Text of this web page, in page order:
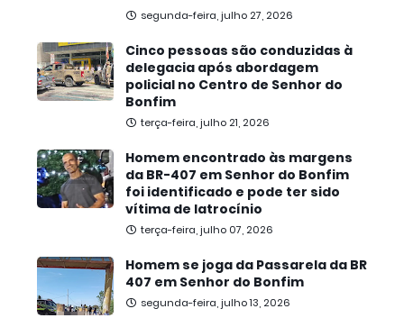
segunda-feira, julho 27, 2026
Cinco pessoas são conduzidas à
delegacia após abordagem
policial no Centro de Senhor do
Bonfim
terça-feira, julho 21, 2026
Homem encontrado às margens
da BR-407 em Senhor do Bonfim
foi identificado e pode ter sido
vítima de latrocínio
terça-feira, julho 07, 2026
Homem se joga da Passarela da BR
407 em Senhor do Bonfim
segunda-feira, julho 13, 2026